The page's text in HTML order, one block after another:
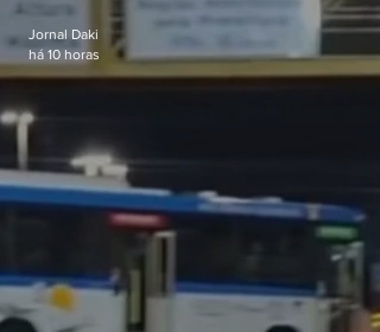
Jornal Daki
há 10 horas